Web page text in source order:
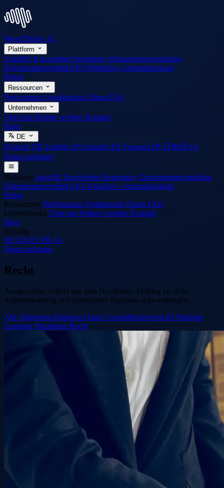
NextBrain AI
Plattform
AutoML Knowledge Repository Dokumentenextraktion
Dokumentenvergleich KI-Workflow-Automatisierung
Preise
Ressourcen
Performance Synthetische Daten FAQ
Unternehmen
Uber uns Partner werden Kontakt
Blog
DE
Deutsch DE English EN Español ES Français FR 日本語 JA
Demo anfragen
Plattform AutoML Knowledge Repository Dokumentenextraktion
Dokumentenvergleich KI-Workflow-Automatisierung
Preise
Ressourcen Performance Synthetische Daten FAQ
Unternehmen Uber uns Partner werden Kontakt
Blog
Sprache
DE EN ES FR JA
Demo anfragen
Recht
Ausgewählte Artikel aus dem NextBrain-AI-Blog zu recht,
Automatisierung und praktischen Business-Anwendungen.
AlleAllgemein Business Daten Gesundheitswesen KI Machine
Learning Marketing Recht